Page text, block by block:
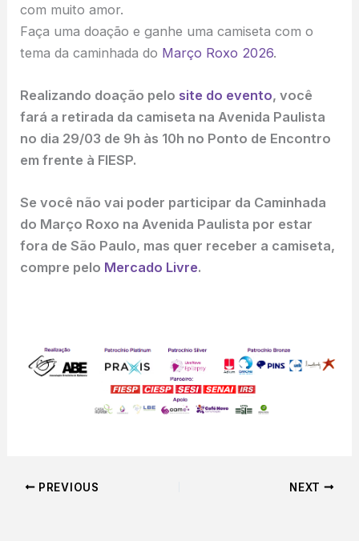
com muito amor.
Faça uma doação e ganhe uma camiseta com o
tema da caminhada do Março Roxo 2026.
Realizando doação pelo site do evento, você
fará a retirada da camiseta na Avenida Paulista
no dia 29/03 de 9h às 10h no Ponto de Encontro
em frente à FIESP.
Se você não vai poder participar da Caminhada
do Março Roxo na Avenida Paulista por estar
fora de São Paulo, mas quer receber a camiseta,
compre pelo Mercado Livre.
PREVIOUS NEXT